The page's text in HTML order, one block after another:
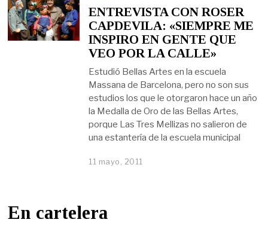
ENTREVISTA CON ROSER
CAPDEVILA: «SIEMPRE ME
INSPIRO EN GENTE QUE
VEO POR LA CALLE»
Estudió Bellas Artes en la escuela
Massana de Barcelona, pero no son sus
estudios los que le otorgaron hace un año
la Medalla de Oro de las Bellas Artes,
porque Las Tres Mellizas no salieron de
una estantería de la escuela municipal
11 mayo, 2011
En cartelera